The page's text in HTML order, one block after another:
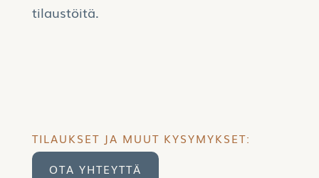
tilaustöitä.
TILAUKSET JA MUUT KYSYMYKSET:
OTA YHTEYTTÄ